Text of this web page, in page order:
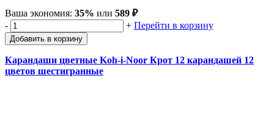
Ваша экономия: 35% или 589 ₽
-
+ Перейти в корзину
Добавить в корзину
Карандаши цветные Koh-i-Noor Крот 12 карандашей 12
цветов шестигранные